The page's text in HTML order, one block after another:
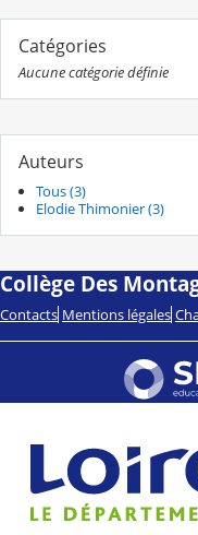
Catégories
Aucune catégorie définie
Auteurs
Tous (3)
Elodie Thimonier (3)
Collège Des
Contacts Mentions légales